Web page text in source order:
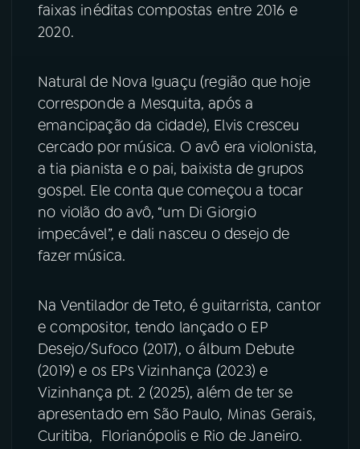
faixas inéditas compostas entre 2016 e
2020.
Natural de Nova Iguaçu (região que hoje
corresponde a Mesquita, após a
emancipação da cidade), Elvis cresceu
cercado por música. O avô era violonista,
a tia pianista e o pai, baixista de grupos
gospel. Ele conta que começou a tocar
no violão do avô, “um Di Giorgio
impecável”, e dali nasceu o desejo de
fazer música.
Na Ventilador de Teto, é guitarrista, cantor
e compositor, tendo lançado o EP
Desejo/Sufoco (2017), o álbum Debute
(2019) e os EPs Vizinhança (2023) e
Vizinhança pt. 2 (2025), além de ter se
apresentado em São Paulo, Minas Gerais,
Curitiba, Florianópolis e Rio de Janeiro.